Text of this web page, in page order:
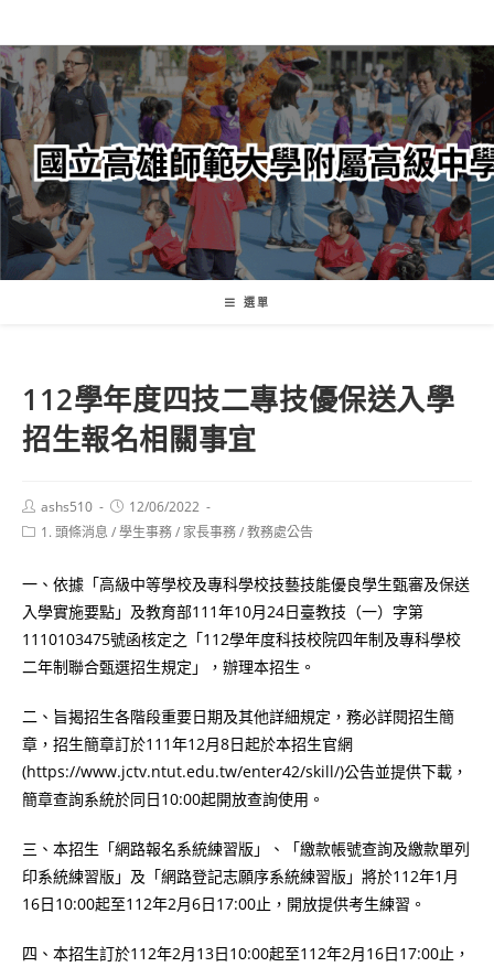
轉
至
主
內
容
選單
112學年度四技二專技優保送入學
招生報名相關事宜
Post
author:
ashs510
Post
published:
12/06/2022
Post1. 頭條消息 /學生事務/ 家長事務/教務處公告
一、依據「高級中等學校及專科學校技藝技能優良學生甄審及保送
入學實施要點」及教育部111年10月24日臺教技（一）字第
1110103475號函核定之「112學年度科技校院四年制及專科學校
二年制聯合甄選招生規定」，辦理本招生。
二、旨揭招生各階段重要日期及其他詳細規定，務必詳閱招生簡
章，招生簡章訂於111年12月8日起於本招生官網
(https://www.jctv.ntut.edu.tw/enter42/skill/)公告並提供下載，
簡章查詢系統於同日10:00起開放查詢使用。
三、本招生「網路報名系統練習版」、「繳款帳號查詢及繳款單列
印系統練習版」及「網路登記志願序系統練習版」將於112年1月
16日10:00起至112年2月6日17:00止，開放提供考生練習。
四、本招生訂於112年2月13日10:00起至112年2月16日17:00止，